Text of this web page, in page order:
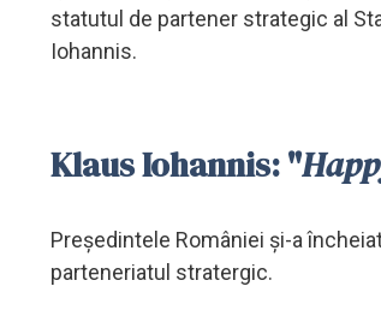
statutul de partener strategic al
Iohannis.
Klaus Iohannis: "
Preşedintele României şi-a
parteneriatul stratergic.